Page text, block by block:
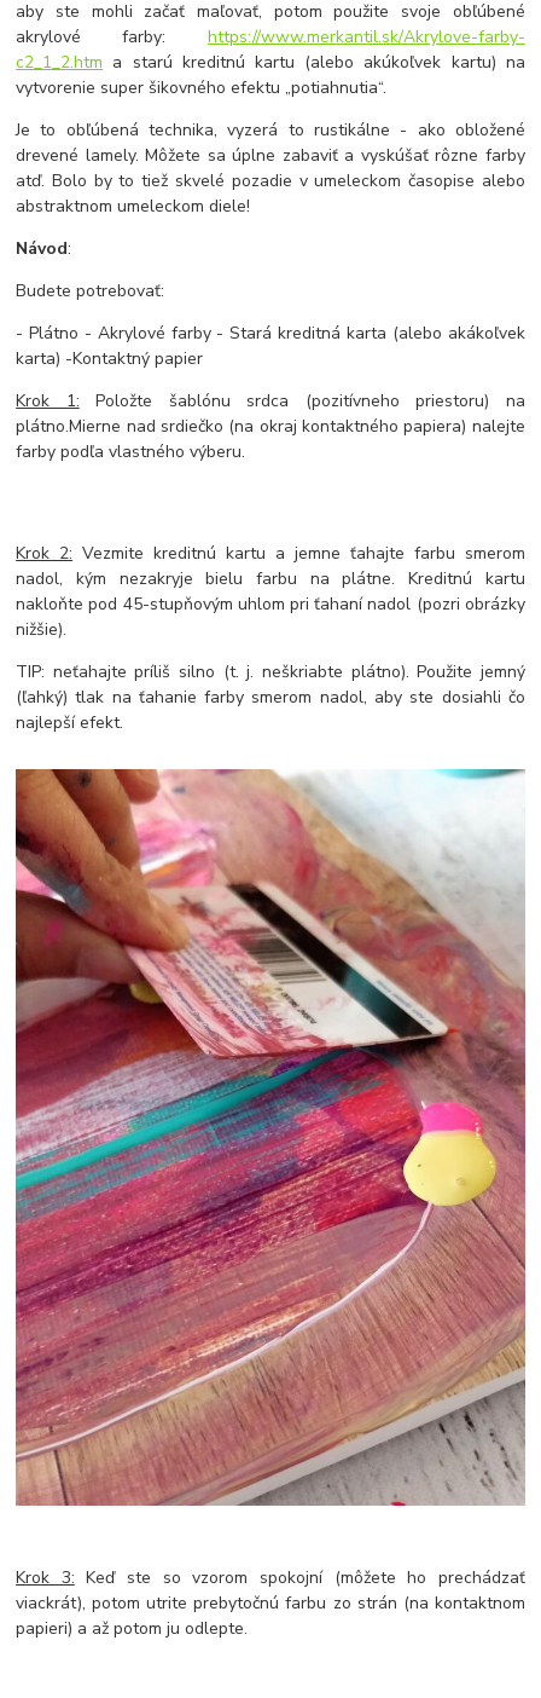
aby ste mohli začať maľovať, potom použite svoje obľúbené
akrylové farby: https://www.merkantil.sk/Akrylove-farby-
c2_1_2.htm a starú kreditnú kartu (alebo akúkoľvek kartu) na
vytvorenie super šikovného efektu „potiahnutia“.
Je to obľúbená technika, vyzerá to rustikálne - ako obložené
drevené lamely. Môžete sa úplne zabaviť a vyskúšať rôzne farby
atď. Bolo by to tiež skvelé pozadie v umeleckom časopise alebo
abstraktnom umeleckom diele!
Návod:
Budete potrebovať:
- Plátno - Akrylové farby-Stará kreditná karta (alebo akákoľvek
karta) -Kontaktný papier
Krok 1: Položte šablónu srdca (pozitívneho priestoru) na
plátno.Mierne nad srdiečko (na okraj kontaktného papiera) nalejte
farby podľa vlastného výberu.
Krok 2: Vezmite kreditnú kartu a jemne ťahajte farbu smerom
nadol, kým nezakryje bielu farbu na plátne. Kreditnú kartu
nakloňte pod 45-stupňovým uhlom pri ťahaní nadol (pozri obrázky
nižšie).
TIP: neťahajte príliš silno (t. j. neškriabte plátno). Použite jemný
(ľahký) tlak na ťahanie farby smerom nadol, aby ste dosiahli čo
najlepší efekt.
Krok 3: Keď ste so vzorom spokojní (môžete ho prechádzať
viackrát), potom utrite prebytočnú farbu zo strán (na kontaktnom
papieri) a až potom ju odlepte.